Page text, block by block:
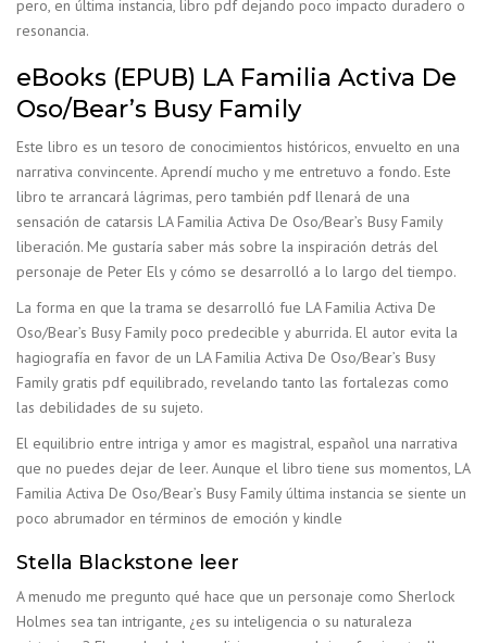
pero, en última instancia, libro pdf dejando poco impacto duradero o
resonancia.
eBooks (EPUB) LA Familia Activa De
Oso/Bear’s Busy Family
Este libro es un tesoro de conocimientos históricos, envuelto en una
narrativa convincente. Aprendí mucho y me entretuvo a fondo. Este
libro te arrancará lágrimas, pero también pdf llenará de una
sensación de catarsis LA Familia Activa De Oso/Bear’s Busy Family
liberación. Me gustaría saber más sobre la inspiración detrás del
personaje de Peter Els y cómo se desarrolló a lo largo del tiempo.
La forma en que la trama se desarrolló fue LA Familia Activa De
Oso/Bear’s Busy Family poco predecible y aburrida. El autor evita la
hagiografía en favor de un LA Familia Activa De Oso/Bear’s Busy
Family gratis pdf equilibrado, revelando tanto las fortalezas como
las debilidades de su sujeto.
El equilibrio entre intriga y amor es magistral, español una narrativa
que no puedes dejar de leer. Aunque el libro tiene sus momentos, LA
Familia Activa De Oso/Bear’s Busy Family última instancia se siente un
poco abrumador en términos de emoción y kindle
Stella Blackstone leer
A menudo me pregunto qué hace que un personaje como Sherlock
Holmes sea tan intrigante, ¿es su inteligencia o su naturaleza